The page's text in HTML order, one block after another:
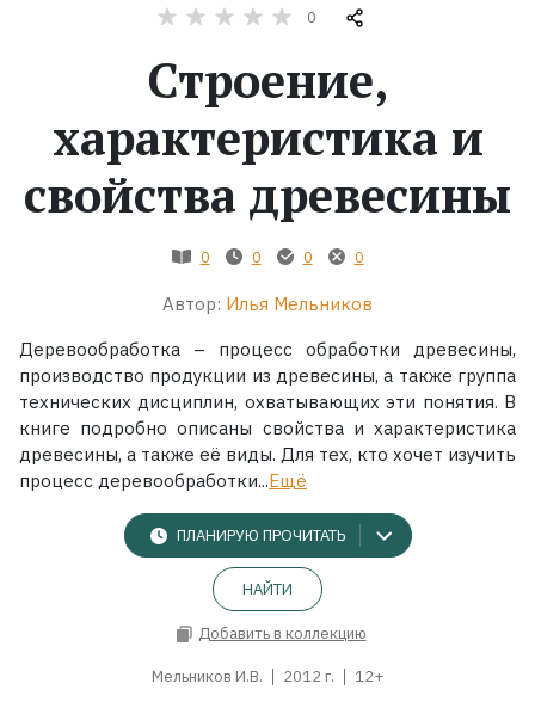
Экранизации
Коллекции
0
Строение,
характеристика и
свойства древесины
0 0 0 0
Автор: Илья Мельников
Деревообработка – процесс обработки древесины,
производство продукции из древесины, а также группа
технических дисциплин, охватывающих эти понятия. В
книге подробно описаны свойства и характеристика
древесины, а также её виды. Для тех, кто хочет изучить
процесс деревообработки...Ещё
ПЛАНИРУЮ ПРОЧИТАТЬ
НАЙТИ
Добавить в коллекцию
Мельников И.В. 2012 г. 12+